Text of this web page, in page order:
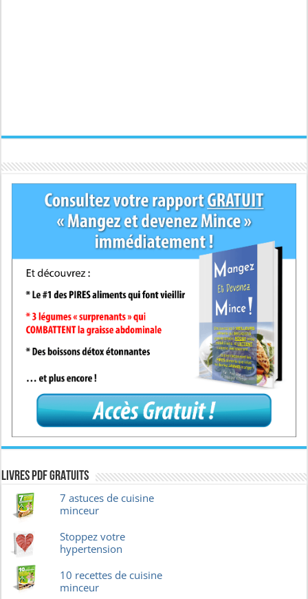
Livres pdf GRATUITS
7 astuces de cuisine
minceur
Stoppez votre
hypertension
10 recettes de cuisine
minceur